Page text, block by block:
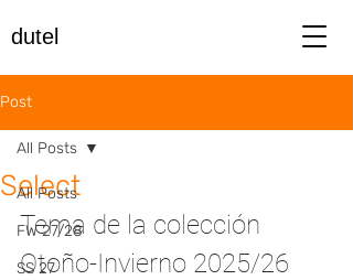
dutel
Post
All Posts
FW 27/28
SS 27
All Posts
Select
Tema de la colección
Otoño-Invierno 2025/26